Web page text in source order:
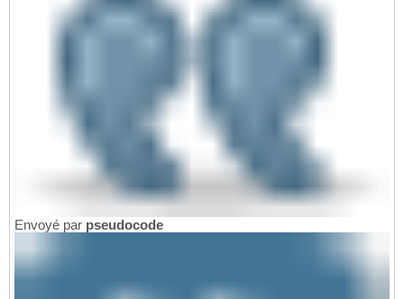
figure
plot
p ,<img src="https://
Envoyé par pseudocode